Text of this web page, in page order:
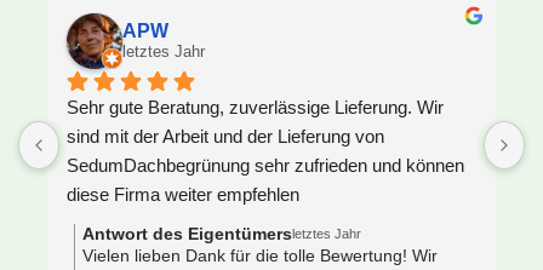
APW
letztes Jahr
Sehr gute Beratung, zuverlässige Lieferung. Wir
sind mit der Arbeit und der Lieferung von
SedumDachbegrünung sehr zufrieden und können
diese Firma weiter empfehlen
Antwort des Eigentümersletztes Jahr
Vielen lieben Dank für die tolle Bewertung! Wir